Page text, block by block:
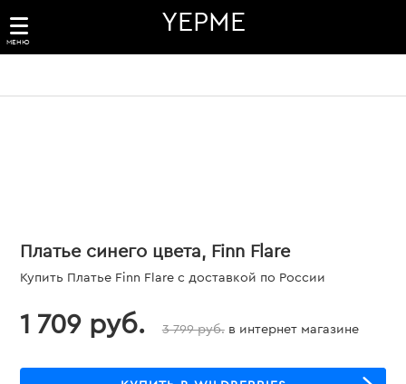
МЕНЮ
YEPME
Платье синего цвета, Finn Flare
Купить Платье Finn Flare с доставкой по России
1 709 руб. 3 799 руб. в интернет магазине